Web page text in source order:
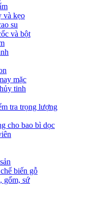
và kẹo
su
và bột
mặc
tinh
tra trọng lượng
cho bao bì dọc
biến gỗ
gốm, sứ